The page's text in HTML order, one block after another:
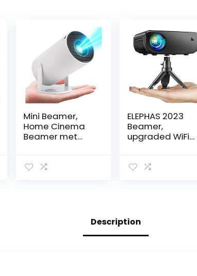
Mini Beamer,
Home Cinema
Beamer met
Video Projector
besturingssyste
ELEPHAS 2023
Beamer,
upgraded WiFi
HD draagbare
stick/USB (tas
en statief
inbegrepen)
Description